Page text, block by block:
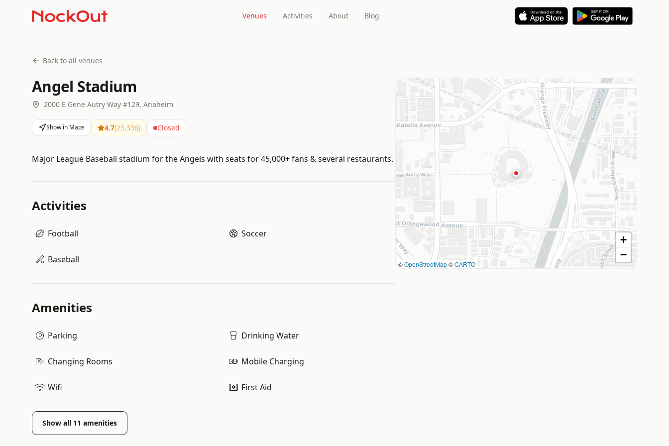
Venues Activities About Blog
Back to all venues
Angel Stadium
2000 E Gene Autry Way #129, Anaheim
Show in Maps 4.7(25,336) Closed
Major League Baseball stadium for the Angels with seats for 45,000+ fans & several restaurants.
Activities
Football Soccer
Baseball
Amenities
Parking Drinking Water
Changing Rooms Mobile Charging
Wifi First Aid
Show all 11 amenities
©OpenStreetMap©CARTO
+
−